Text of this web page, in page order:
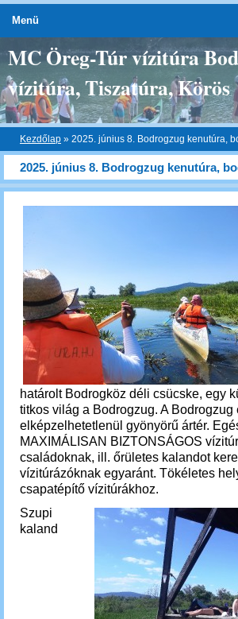
MC Öreg-Túr vízitúra
vízitúra, Tiszatúra, Körös
Kezdőlap » 2025. június 8. Bodrogzug kenutúra,
2025. június 8. Bodrogzug kenutúra,
határolt Bodrogköz déli csücske, egy
titkos világ a Bodrogzug. A Bodrogzug
elképzelhetetlenül gyönyörű ártér.
MAXIMÁLISAN BIZTONSÁGOS
családoknak, ill. őrületes kalandot
vízitúrázóknak egyaránt. Tökéletes
csapatépítő vízitúrákhoz.
Szupi
kaland
Menü